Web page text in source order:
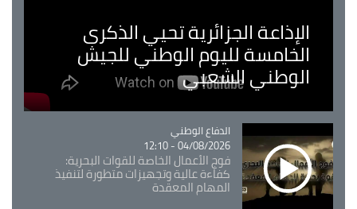
الإذاعة الجزائرية تحيي الذكرى
الخامسة لليوم الوطني للجيش
الوطني الشعبي
Catégorie
الدفاع الوطني
04/08/2026 - 12:10
فوج الأعمال الخاصة للقوات البحرية:
كفاءة عالية وتجهيزات متطورة لتنفيذ
المهام المعقدة